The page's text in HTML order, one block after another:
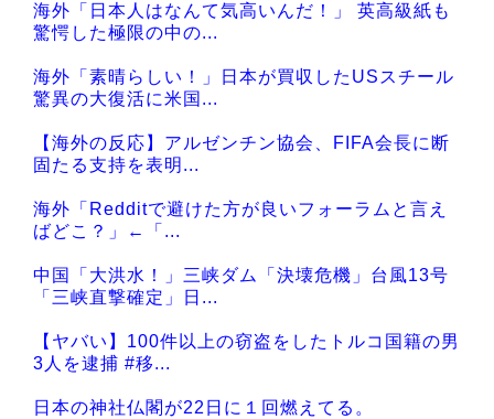
海外「日本人はなんて気高いんだ！」 英高級紙も
驚愕した極限の中の...
海外「素晴らしい！」日本が買収したUSスチール
驚異の大復活に米国...
【海外の反応】アルゼンチン協会、FIFA会長に断
固たる支持を表明...
海外「Redditで避けた方が良いフォーラムと言え
ばどこ？」←「...
中国「大洪水！」三峡ダム「決壊危機」台風13号
「三峡直撃確定」日...
【ヤバい】100件以上の窃盗をしたトルコ国籍の男
3人を逮捕 #移...
日本の神社仏閣が22日に１回燃えてる。